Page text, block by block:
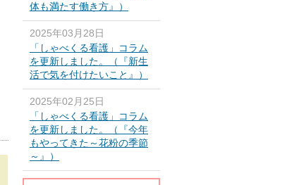
体も満たす働き方』）
2025年03月28日
「しゃべくる看護」コラム
を更新しました。（『新生
活で気を付けたいこと』）
2025年02月25日
「しゃべくる看護」コラム
を更新しました。（『今年
もやってきた～花粉の季節
～』）